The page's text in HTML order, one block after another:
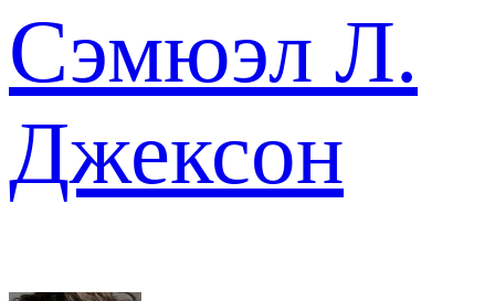
Сэмюэл Л.
Джексон